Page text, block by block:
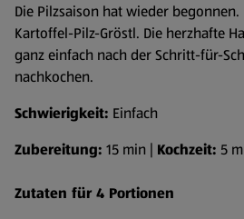
Die Pilzsaison hat wieder
Kartoffel-Pilz-Gröstl. Die herzhafte
ganz einfach nach der Schritt-für-
nachkochen.
Schwierigkeit: Einfach
Zubereitung: 15 min | Kochzeit: 5
Zutaten für 4 Portionen